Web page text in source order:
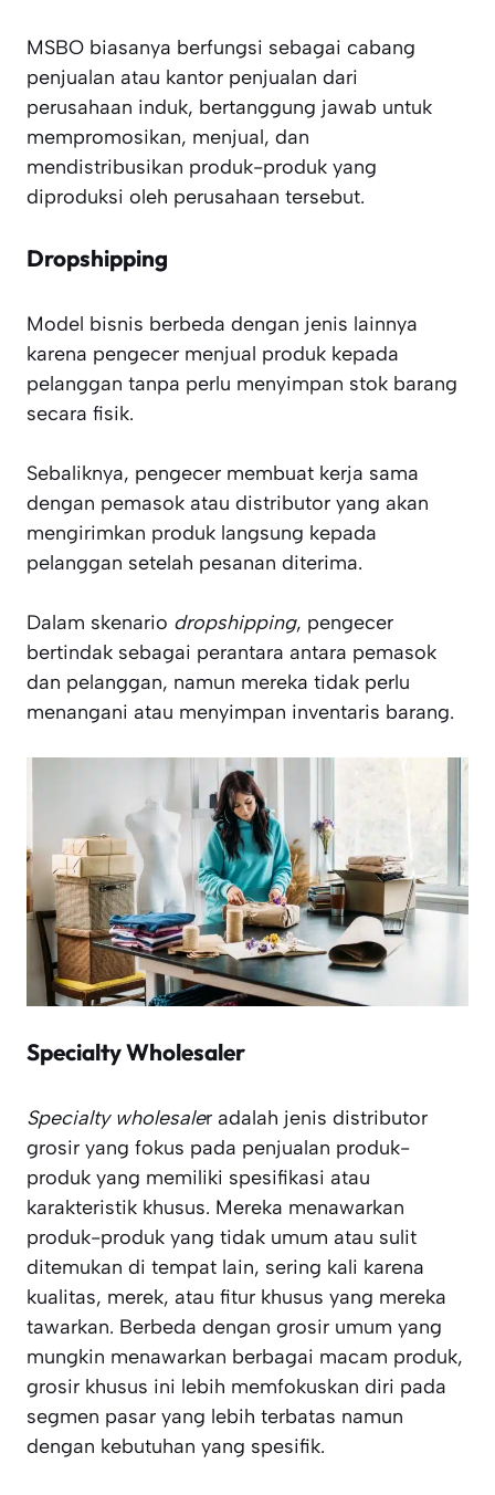
MSBO biasanya berfungsi sebagai cabang
penjualan atau kantor penjualan dari
perusahaan induk, bertanggung jawab untuk
mempromosikan, menjual, dan
mendistribusikan produk-produk yang
diproduksi oleh perusahaan tersebut.
Dropshipping
Model bisnis berbeda dengan jenis lainnya
karena pengecer menjual produk kepada
pelanggan tanpa perlu menyimpan stok barang
secara fisik.
Sebaliknya, pengecer membuat kerja sama
dengan pemasok atau distributor yang akan
mengirimkan produk langsung kepada
pelanggan setelah pesanan diterima.
Dalam skenario dropshipping, pengecer
bertindak sebagai perantara antara pemasok
dan pelanggan, namun mereka tidak perlu
menangani atau menyimpan inventaris barang.
Specialty Wholesaler
Specialty wholesaler adalah jenis distributor
grosir yang fokus pada penjualan produk-
produk yang memiliki spesifikasi atau
karakteristik khusus. Mereka menawarkan
produk-produk yang tidak umum atau sulit
ditemukan di tempat lain, sering kali karena
kualitas, merek, atau fitur khusus yang mereka
tawarkan. Berbeda dengan grosir umum yang
mungkin menawarkan berbagai macam produk,
grosir khusus ini lebih memfokuskan diri pada
segmen pasar yang lebih terbatas namun
dengan kebutuhan yang spesifik.